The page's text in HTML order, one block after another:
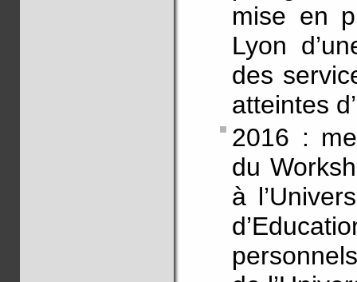
mise en
Lyon
des
atteintes
2016 :
du
à